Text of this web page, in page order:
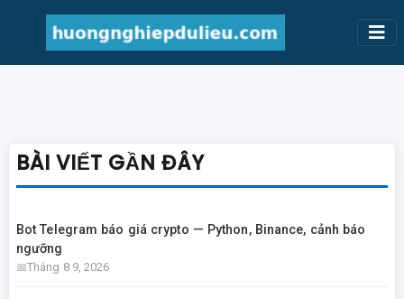
BÀI VIẾT GẦN ĐÂY
Bot Telegram báo giá crypto — Python, Binance, cảnh báo
ngưỡng
Tháng 8 9, 2026